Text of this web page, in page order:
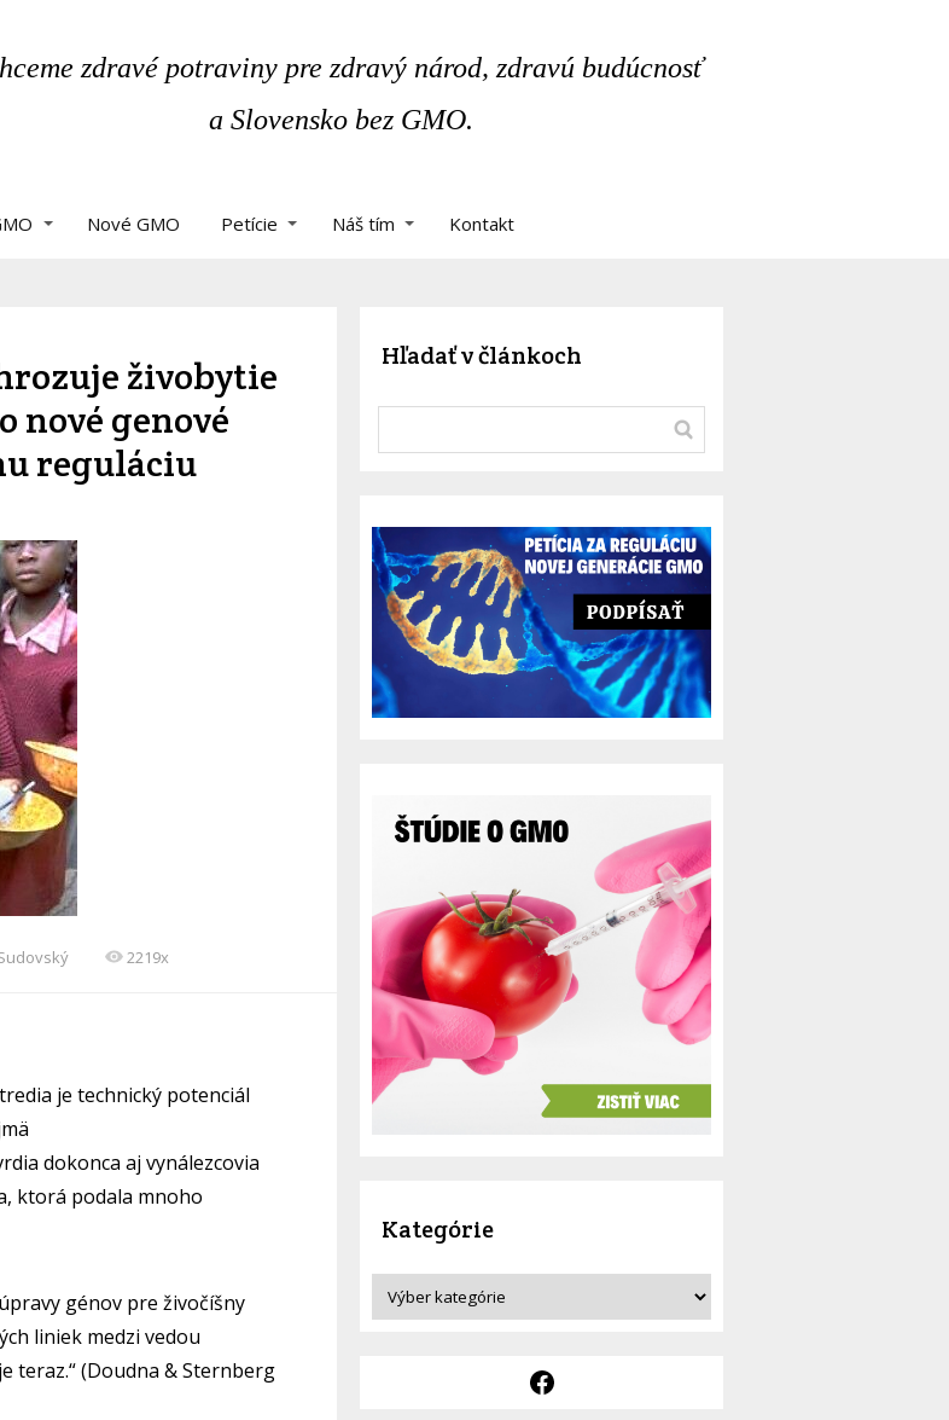
zdravé potraviny pre zdravý národ, zdravú budúcnosť
a Slovensko bez GMO.
Nové GMO Petície Náš tím Kontakt
živobytie
nové genové
reguláciu
2219x
je technický potenciál
dokonca aj vynálezcovia
ktorá podala mnoho
génov pre živočíšny
liniek medzi vedou
teraz.“ (Doudna & Sternberg
Hľadať v článkoch
Kategórie